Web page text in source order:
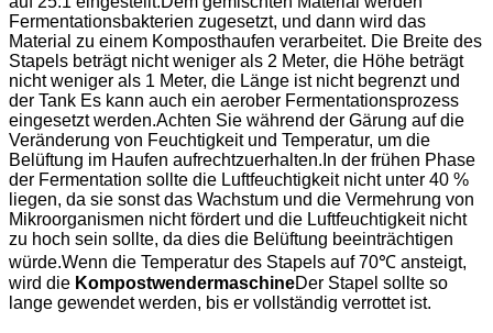
Fermentationsbakterien zugesetzt, und dann wird das
Material zu einem Komposthaufen verarbeitet. Die Breite des
Stapels beträgt nicht weniger als 2 Meter, die Höhe beträgt
nicht weniger als 1 Meter, die Länge ist nicht begrenzt und
der Tank Es kann auch ein aerober Fermentationsprozess
eingesetzt werden.Achten Sie während der Gärung auf die
Veränderung von Feuchtigkeit und Temperatur, um die
Belüftung im Haufen aufrechtzuerhalten.In der frühen Phase
der Fermentation sollte die Luftfeuchtigkeit nicht unter 40 %
liegen, da sie sonst das Wachstum und die Vermehrung von
Mikroorganismen nicht fördert und die Luftfeuchtigkeit nicht
zu hoch sein sollte, da dies die Belüftung beeinträchtigen
würde.Wenn die Temperatur des Stapels auf 70℃ ansteigt,
wird die KompostwendermaschineDer Stapel sollte so
lange gewendet werden, bis er vollständig verrottet ist.